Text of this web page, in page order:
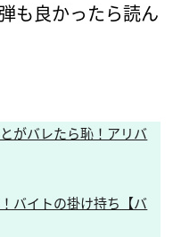
も良かったら読ん
がバレたら恥！アリバ
バイトの掛け持ち【バ